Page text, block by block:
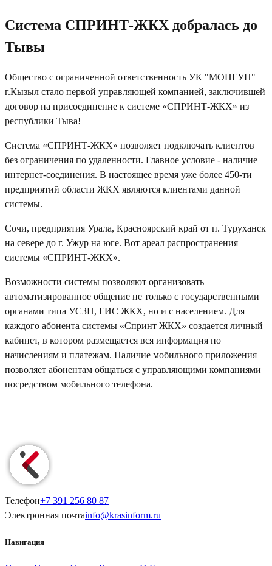
Система СПРИНТ-ЖКХ добралась до
Тывы
Общество с ограниченной ответственность УК "МОНГУН"
г.Кызыл стало первой управляющей компанией, заключившей
договор на присоединение к системе «СПРИНТ-ЖКХ» из
республики Тыва!
Система «СПРИНТ-ЖКХ» позволяет подключать клиентов
без ограничения по удаленности. Главное условие - наличие
интернет-соединения. В настоящее время уже более 450-ти
предприятий области ЖКХ являются клиентами данной
системы.
Сочи, предприятия Урала, Красноярский край от п. Туруханск
на севере до г. Ужур на юге. Вот ареал распространения
системы «СПРИНТ-ЖКХ».
Возможности системы позволяют организовать
автоматизированное общение не только с государственными
органами типа УСЗН, ГИС ЖКХ, но и с населением. Для
каждого абонента системы «Спринт ЖКХ» создается личный
кабинет, в котором размещается вся информация по
начислениям и платежам. Наличие мобильного приложения
позволяет абонентам общаться с управляющими компаниями
посредством мобильного телефона.
Телефон+7 391 256 80 87
Электронная почтаinfo@krasinform.ru
Навигация